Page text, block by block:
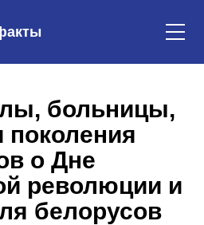
больницы,
поколения
о Дне
революции и
белорусов